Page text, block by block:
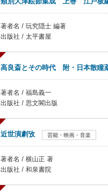
著者名 / 玩究隠士 編著
出版社 / 太平書屋
高良斎とその時代 附・日本散瞳
著者名 / 福島義一
出版社 / 思文閣出版
近世演劇攷 芸能・映画・音楽
著者名 / 横山正 著
出版社 / 和泉書院